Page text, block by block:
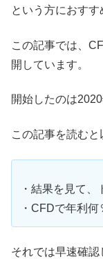
という方におすす
この記事では、
開しています。
開始したのは
この記事を読むと
・結果を見て、
・CFDで年利
それでは早速確認